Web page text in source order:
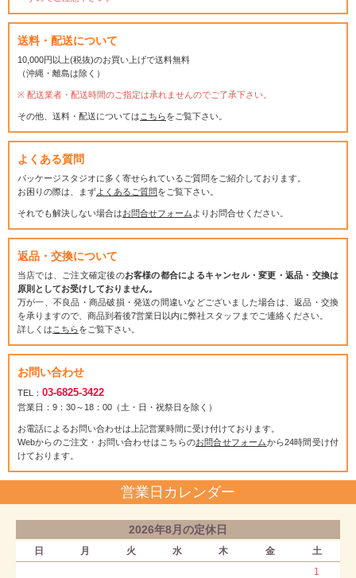
送料・配送について
10,000円以上(税抜)のお買い上げで送料無料
（沖縄・離島は除く）
配送業者・配送時間のご指定は承れませんのでご了承下さい。
その他、送料・配送については こちらをご覧下さい。
よくある質問
パッケージスタジオに多く寄せられているご質問をご紹介しております。
お困りの際は、まずよくあるご質問をご覧下さい。
それでも解決しない場合はお問合せフォーム よりお問合せください。
返品・交換について
当店では、ご注文確定後のお客様の都合によるキャンセル・変更・返品・交換は
原則としてお受けしておりません。
万が一、不良品・商品破損・発送の間違いなどございました場合は、返品・交換
を承りますので、商品到着後7営業日以内に弊社スタッフまでご連絡ください。
詳しくは こちらをご覧下さい。
お問い合わせ
TEL： 03-6825-3422
営業日：9：30～18：00（土・日・祝祭日を除く）
お電話によるお問い合わせは上記営業時間に受け付けております。
Webからのご注文・お問い合わせはこちらのお問合せフォームから24時間受け付
けております。
営業日カレンダー
2026年8月の定休日
日 月 火 水 木 金
土
1